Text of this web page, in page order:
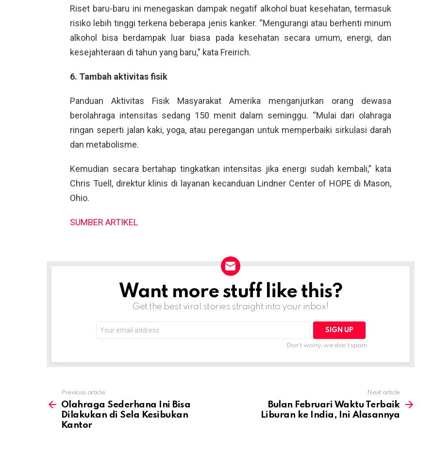
Riset baru-baru ini menegaskan dampak negatif alkohol buat kesehatan, termasuk
risiko lebih tinggi terkena beberapa jenis kanker. “Mengurangi atau berhenti minum
alkohol bisa berdampak luar biasa pada kesehatan secara umum, energi, dan
kesejahteraan di tahun yang baru,” kata Freirich.
6. Tambah aktivitas fisik
Panduan Aktivitas Fisik Masyarakat Amerika menganjurkan orang dewasa
berolahraga intensitas sedang 150 menit dalam seminggu. “Mulai dari olahraga
ringan seperti jalan kaki, yoga, atau peregangan untuk memperbaiki sirkulasi darah
dan metabolisme.
Kemudian secara bertahap tingkatkan intensitas jika energi sudah kembali,” kata
Chris Tuell, direktur klinis di layanan kecanduan Lindner Center of HOPE di Mason,
Ohio.
SUMBER ARTIKEL
NEWSLETTERWant more stuff like this?
Get the best viral stories straight into your inbox!
address:
Don't worry, we don't spam
more
Previous article
Olahraga Sederhana Ini Bisa
Dilakukan di Sela Kesibukan
Kantor
Next article
Bulan Februari Waktu Terbaik
Liburan ke India, Ini Alasannya